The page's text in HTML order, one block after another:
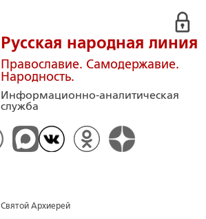
Русская народная линия
Православие. Самодержавие.
Народность.
Информационно-аналитическая
служба
Святой Архиерей